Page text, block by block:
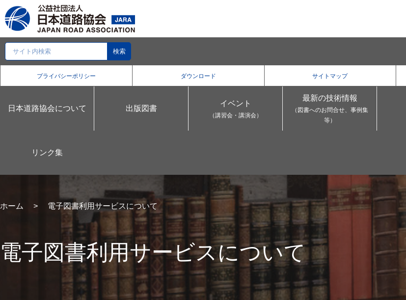
プライバシーポリシー ダウンロード サイトマップ
日本道路協会について 出版図書
イベント
（講習会・講演会）
最新の技術情報
（図書へのお問合せ、事例集
等）
リンク集
ホーム 電子図書利用サービスについて
電子図書利用サービスについて